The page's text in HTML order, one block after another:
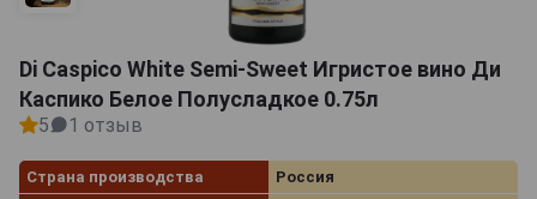
Di Caspico White Semi-Sweet Игристое вино Ди
Каспико Белое Полусладкое 0.75л
5 1 отзыв
Страна производства
Россия